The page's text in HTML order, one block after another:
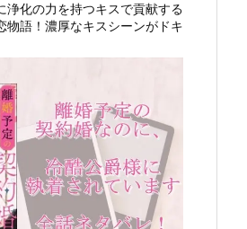
化の力を持つキスで貢献する
物語！濃厚なキスシーンがドキ